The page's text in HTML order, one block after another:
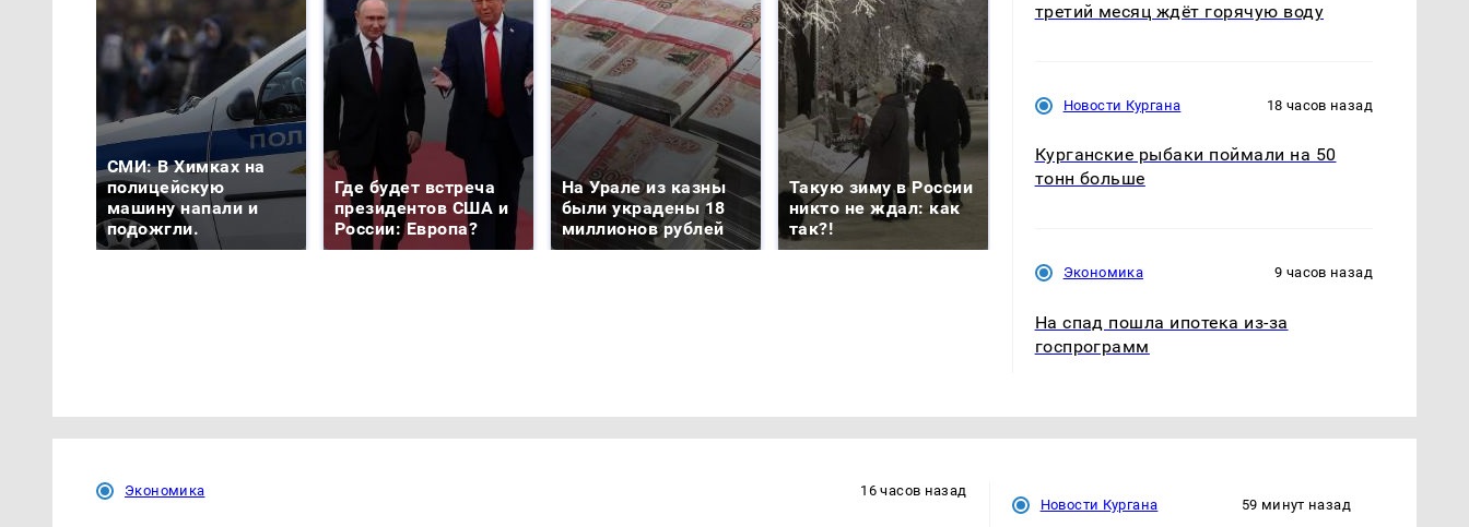
СМИ: В Химках на
полицейскую
машину напали и
подожгли.
Где будет встреча
президентов США и
России: Европа?
На Урале из казны
были украдены 18
миллионов рублей
Такую зиму в России
никто не ждал: как
так?!
третий месяц ждёт горячую воду
Новости Кургана 18 часов назад
Курганские рыбаки поймали на 50
тонн больше
Экономика 9 часов назад
На спад пошла ипотека из-за
госпрограмм
Экономика 16 часов назад
Новости Кургана 59 минут назад